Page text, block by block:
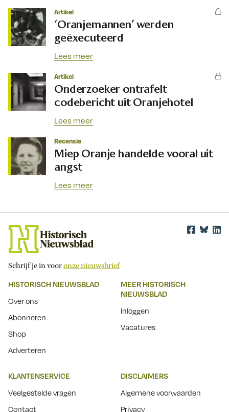
Artikel
‘Oranjemannen’ werden
geëxecuteerd
Lees meer
Artikel
Onderzoeker ontrafelt
codebericht uit Oranjehotel
Lees meer
Recensie
Miep Oranje handelde vooral uit
angst
Lees meer
Schrijf je in vooronze nieuwsbrief
HISTORISCH NIEUWSBLAD
Over ons
Abonneren
Shop
Adverteren
MEER HISTORISCH
NIEUWSBLAD
Inloggen
Vacatures
KLANTENSERVICE
Veelgestelde vragen
Contact
DISCLAIMERS
Algemene voorwaarden
Privacy